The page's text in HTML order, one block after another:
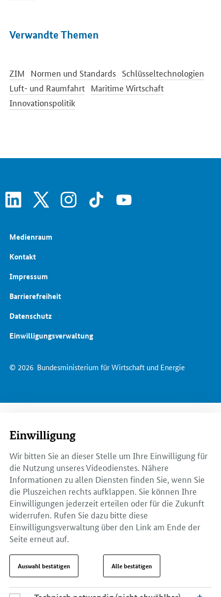
Verwandte Themen
ZIM Normen und Standards Schlüsseltechnologien
Luft- und Raumfahrt Maritime Wirtschaft
Innovationspolitik
linkedin instagram tiktok youtube
© 2026 Bundesministerium für Wirtschaft und Energie
Medienraum
Kontakt
Impressum
Barrierefreiheit
Datenschutz
Einwilligungsverwaltung
Einwilligung
Wir bitten Sie an dieser Stelle um Ihre Einwilligung für
die Nutzung unseres Videodienstes. Nähere
Informationen zu allen Diensten finden Sie, wenn Sie
die Pluszeichen rechts aufklappen. Sie können Ihre
Einwilligungen jederzeit erteilen oder für die Zukunft
widerrufen. Rufen Sie dazu bitte diese
Einwilligungsverwaltung über den Link am Ende der
Seite erneut auf.
Auswahl bestätigen Alle bestätigen